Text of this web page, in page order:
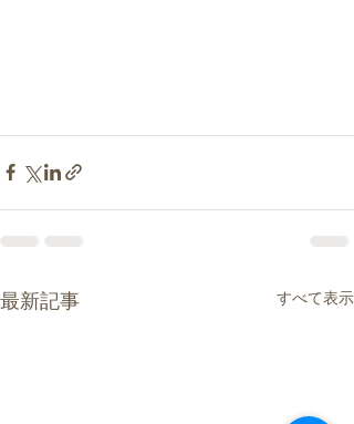
最新記事 すべて表示